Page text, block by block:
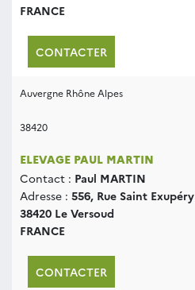
FRANCE
CONTACTER
Auvergne Rhône Alpes
38420
ELEVAGE PAUL MARTIN
Contact : Paul MARTIN
Adresse : 556, Rue Saint Exupéry
38420 Le Versoud
FRANCE
CONTACTER